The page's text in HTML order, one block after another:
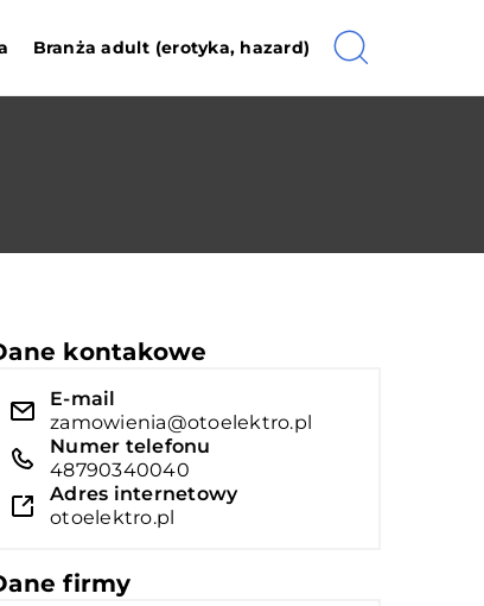
Branża adult (erotyka, hazard)
kontakowe
E-mail
zamowienia@otoelektro.pl
Numer telefonu
48790340040
Adres internetowy
otoelektro.pl
firmy